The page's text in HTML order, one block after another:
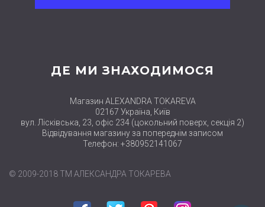
ДЕ МИ ЗНАХОДИМОСЯ
Магазин ALEXANDRA TOKAREVA
02167 Україна, Київ
вул. Лісківська, 23, офіс 234 (цокольний поверх, секція 2)
Відвідування магазину за попереднім записом
Телефон: +380952141067
© 2009-2018 ТМ АЛЕКСАНДРА ТОКАРЕВА
Facebook Twitter Pinterest Instagram
вже в продажу